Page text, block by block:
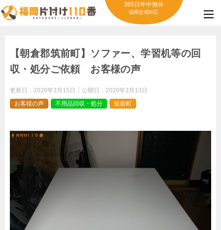
365日年中無休
福岡全域対応
【朝倉郡筑前町】ソファー、学習机等の回
収・処分ご依頼 お客様の声
更新日： 2020年3月15日 公開日： 2020年3月13日
お客様の声
不用品回収・処分 筑前町